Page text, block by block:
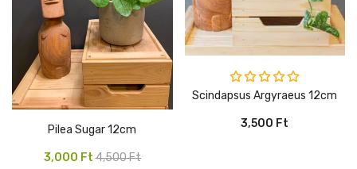
Pilea Sugar 12cm
4,500Ft
Original
3,000 FtCurrent
Értékelés:
/ 5
Scindapsus Argyraeus 12cm
3,500 Ft